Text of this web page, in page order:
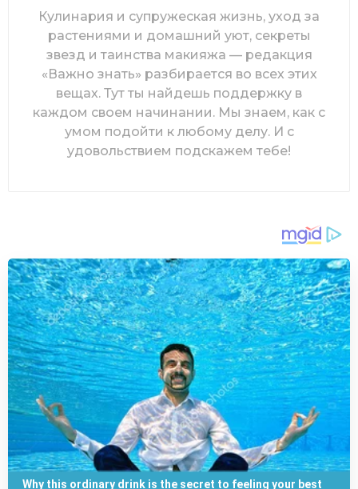
Кулинария и супружеская жизнь, уход за
растениями и домашний уют, секреты
звезд и таинства макияжа — редакция
«Важно знать» разбирается во всех этих
вещах. Тут ты найдешь поддержку в
каждом своем начинании. Мы знаем, как с
умом подойти к любому делу. И с
удовольствием подскажем тебе!